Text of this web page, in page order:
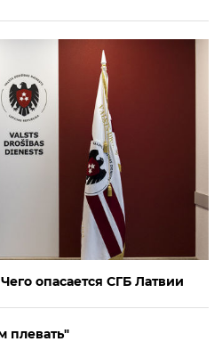
опасается СГБ Латвии
плевать"